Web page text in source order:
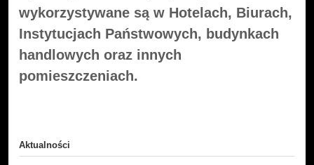
wykorzystywane są w Hotelach, Biurach,
Instytucjach Państwowych, budynkach
handlowych oraz innych
pomieszczeniach.
Aktualności